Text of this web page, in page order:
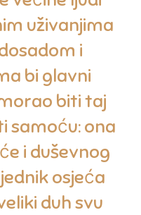
uživanjima
i
bi glavni
biti taj
samoću: ona
i duševnog
osjeća
duh svu